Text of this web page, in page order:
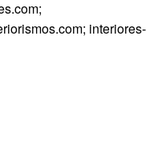
interiores-